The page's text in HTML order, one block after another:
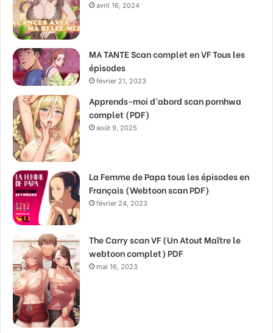
avril 16, 2024
MA TANTE Scan complet en VF Tous les
épisodes
février 21, 2023
Apprends-moi d’abord scan pornhwa
complet (PDF)
août 9, 2025
La Femme de Papa tous les épisodes en
Français (Webtoon scan PDF)
février 24, 2023
The Carry scan VF (Un Atout Maître le
webtoon complet) PDF
mai 16, 2023